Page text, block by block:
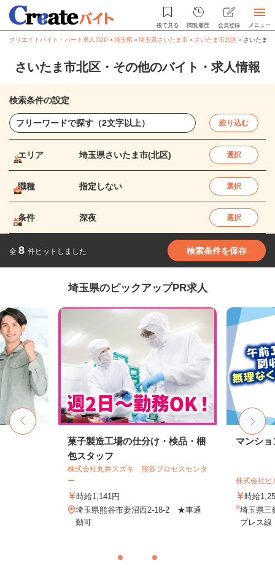
後で見る 閲覧履歴 会員登録 メニュー
クリエイトバイト・パート求人TOP ＞埼玉県＞埼玉県さいたま市＞ さいたま市北区＞ さいたま
さいたま市北区・その他のバイト・求人情報
検索条件の設定
絞り込む
エリア 埼玉県さいたま市(北区) 選択
職種 指定しない 選択
条件 深夜 選択
全 8 件ヒットしました 検索条件を保存
埼玉県のピックアップPR求人
菓子製造工場の仕分け・検品・梱
包スタッフ
株式会社丸井スズキ 熊谷プロセスセンタ
ー
時給1,141円
埼玉県熊谷市妻沼西2-18-2 ★車通
勤可
マンシ
株式会社
時給
埼玉県三
プレス線